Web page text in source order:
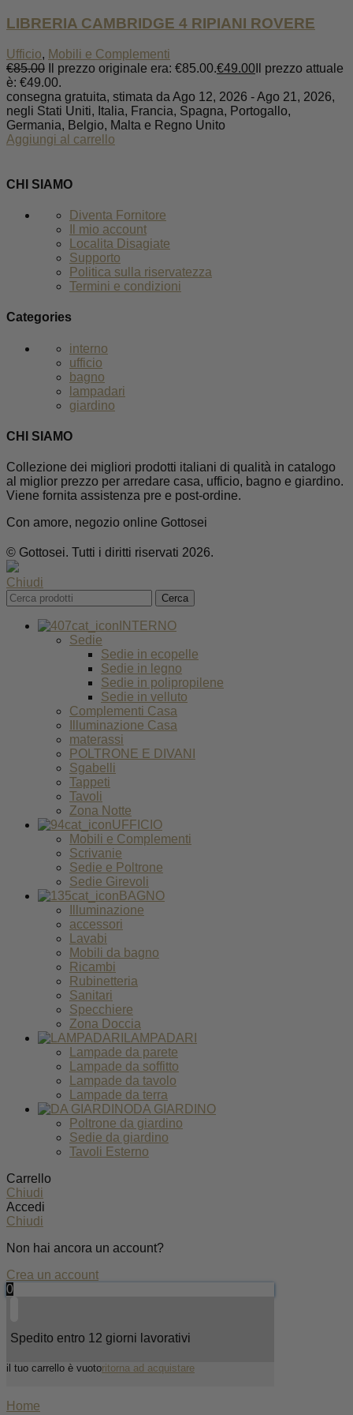
LIBRERIA CAMBRIDGE 4 RIPIANI ROVERE
Ufficio, Mobili e Complementi
€85.00 Il prezzo originale era: €85.00.€49.00 Il prezzo attuale
è: €49.00.
consegna gratuita, stimata da Ago 12, 2026 - Ago 21, 2026,
negli Stati Uniti, Italia, Francia, Spagna, Portogallo,
Germania, Belgio, Malta e Regno Unito
Aggiungi al carrello
CHI SIAMO
Diventa Fornitore
Il mio account
Localita Disagiate
Supporto
Politica sulla riservatezza
Termini e condizioni
Categories
interno
ufficio
bagno
lampadari
giardino
CHI SIAMO
Collezione dei migliori prodotti italiani di qualità in catalogo
al miglior prezzo per arredare casa, ufficio, bagno e giardino.
Viene fornita assistenza pre e post-ordine.
Con amore, negozio online Gottosei
© Gottosei. Tutti i diritti riservati 2026.
Chiudi
Cerca
INTERNO
Sedie
Sedie in ecopelle
Sedie in legno
Sedie in polipropilene
Sedie in velluto
Complementi Casa
Illuminazione Casa
materassi
POLTRONE E DIVANI
Sgabelli
Tappeti
Tavoli
Zona Notte
UFFICIO
Mobili e Complementi
Scrivanie
Sedie e Poltrone
Sedie Girevoli
BAGNO
Illuminazione
accessori
Lavabi
Mobili da bagno
Ricambi
Rubinetteria
Sanitari
Specchiere
Zona Doccia
LAMPADARI
Lampade da parete
Lampade da soffitto
Lampade da tavolo
Lampade da terra
DA GIARDINO
Poltrone da giardino
Sedie da giardino
Tavoli Esterno
Carrello
Chiudi
Accedi
Chiudi
Non hai ancora un account?
Crea un account
0
Spedito entro 12 giorni lavorativi
il tuo carrello è vuotoritorna ad acquistare
Home